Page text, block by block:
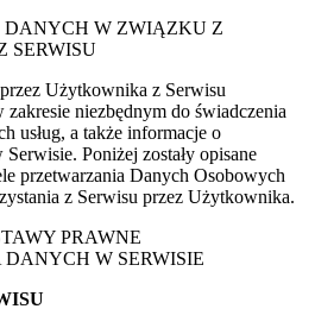
DANYCH W ZWIĄZKU Z
SERWISU
Użytkownika z Serwisu
niezbędnym do świadczenia
usług, a także informacje o
Poniżej zostały opisane
przetwarzania Danych Osobowych
z Serwisu przez Użytkownika.
PRAWNE
W SERWISIE